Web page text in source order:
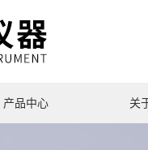
产品中心 关